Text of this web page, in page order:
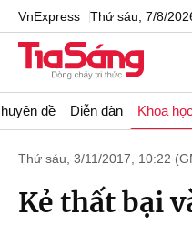
VnExpress Thứ sáu, 7/8/
đề Diễn đàn Khoa
Thứ sáu, 3/11/2017, 10:22
Kẻ thất bại